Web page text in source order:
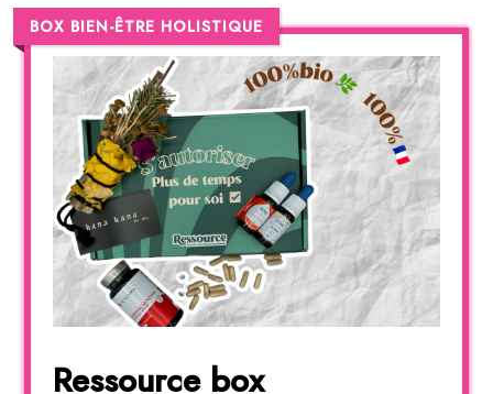
BOX BIEN-ÊTRE HOLISTIQUE
Ressource box